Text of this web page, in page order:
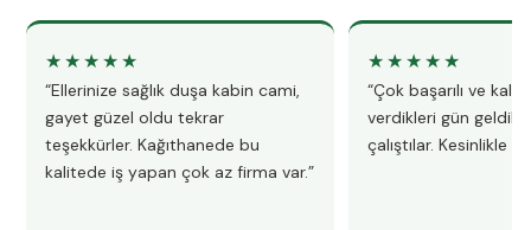
★★★★★
“Ellerinize sağlık duşa kabin cami,
gayet güzel oldu tekrar
teşekkürler. Kağıthanede bu
kalitede iş yapan çok az firma var.”
★★★★★
“Çok başarılı ve
verdikleri gün
çalıştılar. Kesinlikle